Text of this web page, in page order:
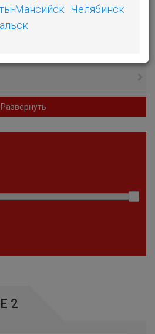
Мансийск Челябинск
Развернуть
2